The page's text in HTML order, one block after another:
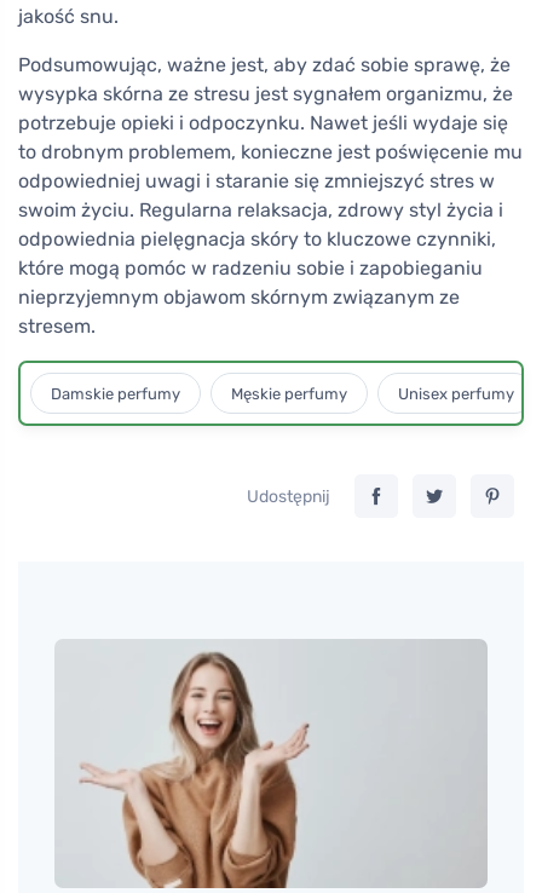
jakość snu.
Podsumowując, ważne jest, aby zdać sobie sprawę, że
wysypka skórna ze stresu jest sygnałem organizmu, że
potrzebuje opieki i odpoczynku. Nawet jeśli wydaje się
to drobnym problemem, konieczne jest poświęcenie mu
odpowiedniej uwagi i staranie się zmniejszyć stres w
swoim życiu. Regularna relaksacja, zdrowy styl życia i
odpowiednia pielęgnacja skóry to kluczowe czynniki,
które mogą pomóc w radzeniu sobie i zapobieganiu
nieprzyjemnym objawom skórnym związanym ze
stresem.
Damskie perfumy Męskie perfumy Unisex perfumy
Udostępnij